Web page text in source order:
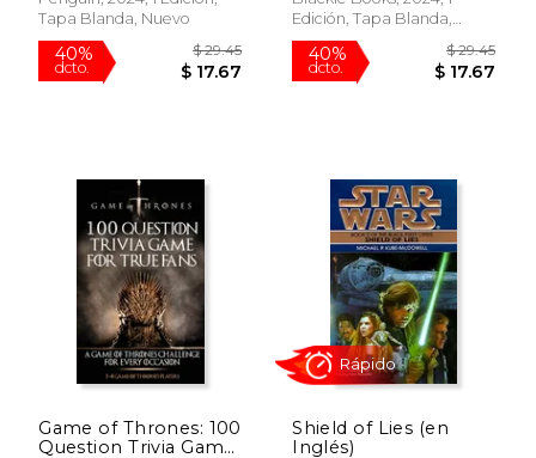
Tapa Blanda, Nuevo
Edición, Tapa Blanda,
Nuevo
Game of Thrones: 100
Question Trivia Game
Shield of Lies (en
Inglés)